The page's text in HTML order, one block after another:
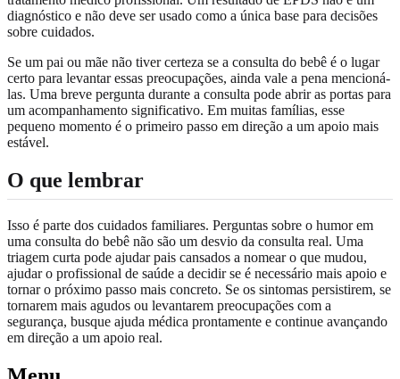
diagnóstico e não deve ser usado como a única base para decisões
sobre cuidados.
Se um pai ou mãe não tiver certeza se a consulta do bebê é o lugar
certo para levantar essas preocupações, ainda vale a pena mencioná-
las. Uma breve pergunta durante a consulta pode abrir as portas para
um acompanhamento significativo. Em muitas famílias, esse
pequeno momento é o primeiro passo em direção a um apoio mais
estável.
O que lembrar
Isso é parte dos cuidados familiares. Perguntas sobre o humor em
uma consulta do bebê não são um desvio da consulta real. Uma
triagem curta pode ajudar pais cansados a nomear o que mudou,
ajudar o profissional de saúde a decidir se é necessário mais apoio e
tornar o próximo passo mais concreto. Se os sintomas persistirem, se
tornarem mais agudos ou levantarem preocupações com a
segurança, busque ajuda médica prontamente e continue avançando
em direção a um apoio real.